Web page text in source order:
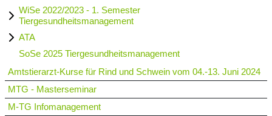
WiSe 2022/2023 - 1. Semester
Tiergesundheitsmanagement
ATA
SoSe 2025 Tiergesundheitsmanagement
Amtstierarzt-Kurse für Rind und Schwein vom 04.-13. Juni 2024
MTG - Masterseminar
M-TG Infomanagement